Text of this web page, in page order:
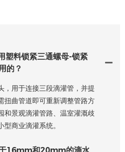
料锁紧三通螺母-锁紧
的？
，用于连接三段滴灌管，并提
扭曲管道即可重新调整管路方
和景观滴灌管路、温室灌溉歧
商业滴灌系统。